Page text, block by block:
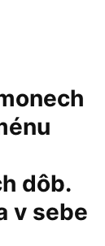
dôb.
v sebe